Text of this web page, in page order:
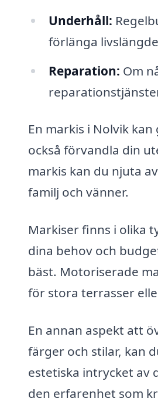
Underhåll:
förlänga
Reparation: Om
En markis i Nolvik
också förvandla din
markis kan du njuta
familj och vänner.
Markiser finns i olika
dina behov och
bäst. Motoriserade
för stora terrasser
En annan aspekt att
färger och stilar, kan
estetiska intrycket av
den erfarenhet som